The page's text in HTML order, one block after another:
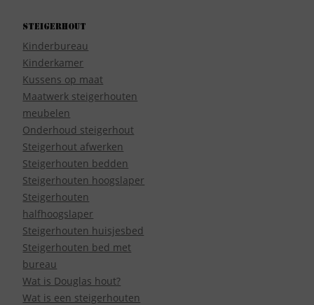
Steigerhout
Kinderbureau
Kinderkamer
Kussens op maat
Maatwerk steigerhouten
meubelen
Onderhoud steigerhout
Steigerhout afwerken
Steigerhouten bedden
Steigerhouten hoogslaper
Steigerhouten
halfhoogslaper
Steigerhouten huisjesbed
Steigerhouten bed met
bureau
Wat is Douglas hout?
Wat is een steigerhouten